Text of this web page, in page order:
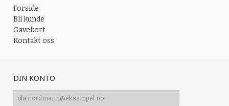
Forside
Bli kunde
Gavekort
Kontakt oss
DIN KONTO